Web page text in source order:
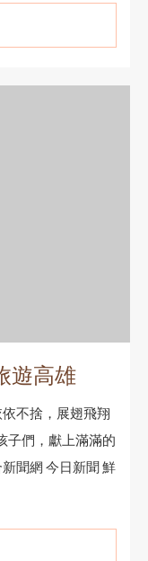
遊高雄
不捨，展翅飛翔
子們，獻上滿滿的
聞網 今日新聞 鮮